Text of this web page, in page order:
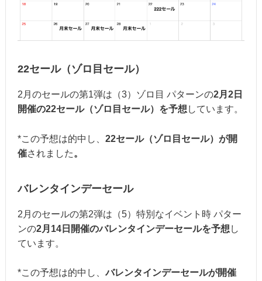
22セール（ゾロ目セール）
2月のセールの第1弾は（3）ゾロ目 パターンの2月2日
開催の22セール（ゾロ目セール）を予想 しています。
*この予想は的中し、 22セール（ゾロ目セール）が開
催されました。
バレンタインデーセール
2月のセールの第2弾は（5）特別なイベント時 パター
ンの2月14日開催のバレンタインデーセールを予想 し
ています。
*この予想は的中し、バレンタインデーセールが開催